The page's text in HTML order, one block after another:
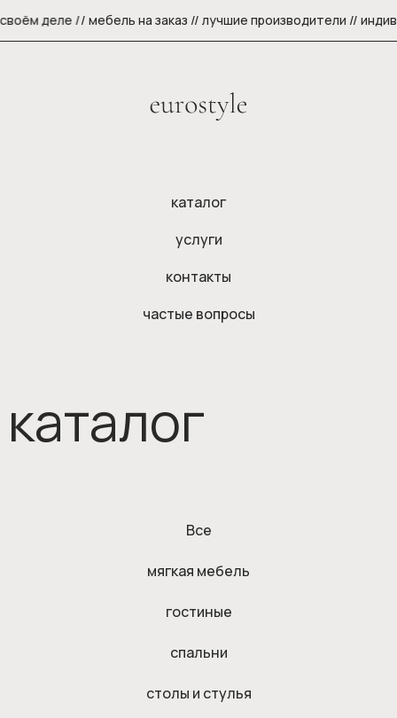
деле // мебель на заказ // лучшие производители //
каталог
услуги
контакты
частые вопросы
каталог
Все
мягкая мебель
гостиные
спальни
столы и стулья